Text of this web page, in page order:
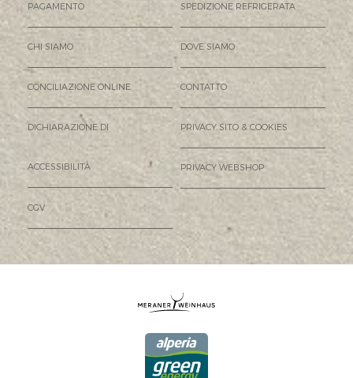
PAGAMENTO SPEDIZIONE REFRIGERATA
CHI SIAMO DOVE SIAMO
CONCILIAZIONE ONLINE CONTATTO
DICHIARAZIONE DI
ACCESSIBILITÀ
PRIVACY SITO & COOKIES
PRIVACY WEBSHOP
CGV